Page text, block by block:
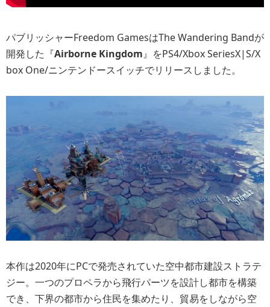
パブリッシャーFreedom GamesはThe Wandering Bandが
開発した『Airborne Kingdom』をPS4/Xbox SeriesX|S/X
box One/ニンテンドースイッチでリリースしました。
本作は2020年にPCで発売されていた空中都市建設ストラテ
ジー。一つのプロペラから飛行パーツを設計し都市を構築
でき、下界の都市から住民を集めたり、貿易をしながら空